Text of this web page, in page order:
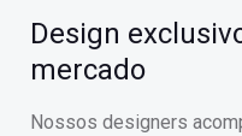
Design
mercado
Nossos designers